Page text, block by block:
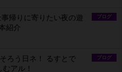
ブログ
帰りに寄りたい夜の遊
紹介
ブログ
ろう日ネ！ るすとで
アル！